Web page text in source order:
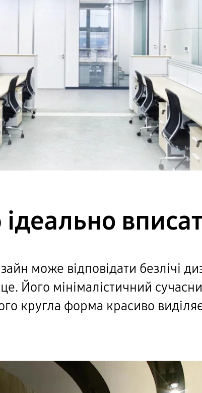
може відповідати безлічі
Його мінімалістичний
кругла форма красиво